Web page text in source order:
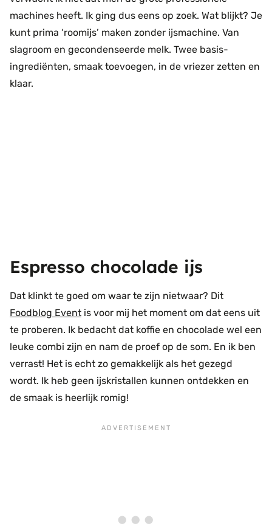
machines heeft. Ik ging dus eens op zoek. Wat blijkt? Je
kunt prima ‘roomijs’ maken zonder ijsmachine. Van
slagroom en gecondenseerde melk. Twee basis-
ingrediënten, smaak toevoegen, in de vriezer zetten en
klaar.
Espresso chocolade ijs
Dat klinkt te goed om waar te zijn nietwaar? Dit
Foodblog Event is voor mij het moment om dat eens uit
te proberen. Ik bedacht dat koffie en chocolade wel een
leuke combi zijn en nam de proef op de som. En ik ben
verrast! Het is echt zo gemakkelijk als het gezegd
wordt. Ik heb geen ijskristallen kunnen ontdekken en
de smaak is heerlijk romig!